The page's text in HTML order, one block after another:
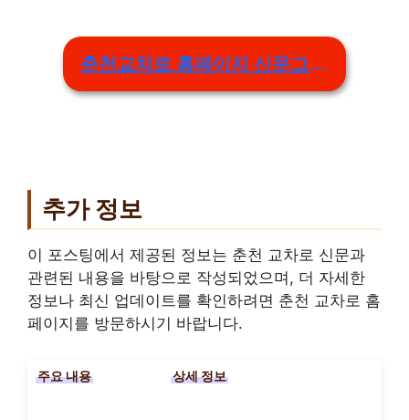
춘천교차로 홈페이지 신문그대로보기
추가 정보
이 포스팅에서 제공된 정보는 춘천 교차로 신문과
관련된 내용을 바탕으로 작성되었으며, 더 자세한
정보나 최신 업데이트를 확인하려면 춘천 교차로 홈
페이지를 방문하시기 바랍니다.
주요 내용 상세 정보